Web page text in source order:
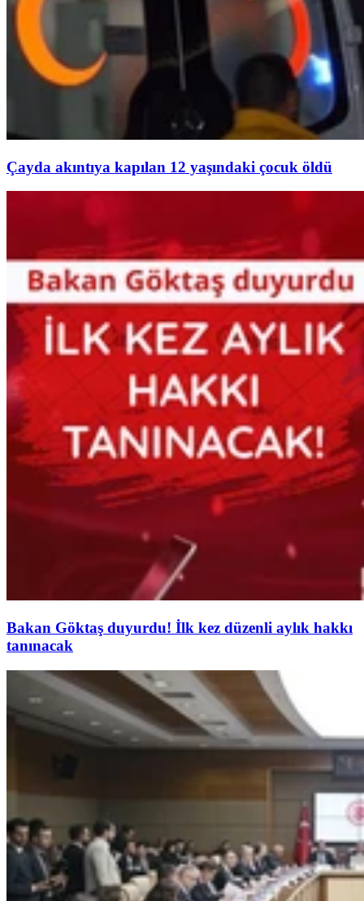
Çayda akıntıya kapılan 12 yaşındaki çocuk öldü
Bakan Göktaş duyurdu! İlk kez düzenli aylık hakkı
tanınacak